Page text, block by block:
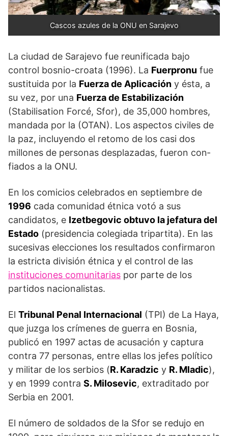
Cascos azules de la ONU en Sarajevo
La ciudad de Sarajevo fue reunificada bajo
control bosnio-croata (1996). La Fuerpronu fue
sustituida por la Fuerza de Aplicación y ésta, a
su vez, por una Fuerza de Estabilización
(Stabilisation Forcé, Sfor), de 35,000 hombres,
mandada por la (OTAN). Los aspectos civiles de
la paz, incluyendo el retomo de los casi dos
millones de personas desplazadas, fueron con­
fiados a la ONU.
En los comicios celebrados en septiembre de
1996 cada comunidad étnica votó a sus
candidatos, e Izetbegovic obtuvo la jefatura del
Estado (presidencia colegiada tripartita). En las
sucesivas elecciones los resultados confirmaron
la estricta división étnica y el control de las
instituciones comunitarias por parte de los
partidos nacionalistas.
El Tribunal Penal Internacional (TPI) de La Haya,
que juzga los crímenes de guerra en Bosnia,
publicó en 1997 actas de acusación y captura
contra 77 personas, entre ellas los jefes político
y militar de los serbios (R. Karadzic y R. Mladic),
y en 1999 contra S. Milosevic, extraditado por
Serbia en 2001.
El número de soldados de la Sfor se redujo en